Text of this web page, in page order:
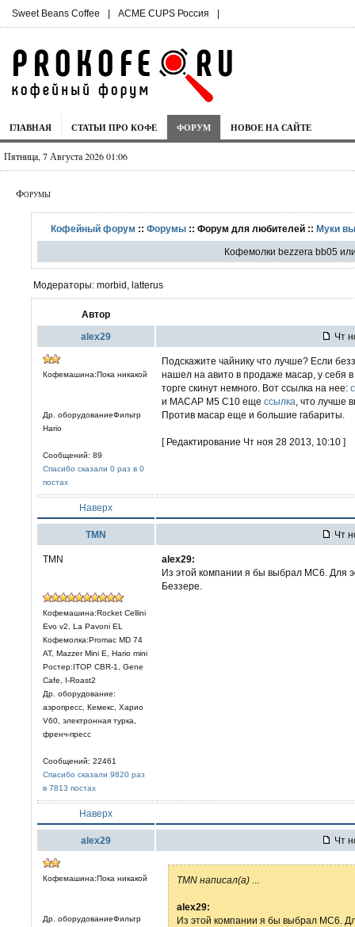
Sweet Beans Coffee | ACME CUPS Россия |
ГЛАВНАЯ СТАТЬИ ПРО КОФЕ ФОРУМ НОВОЕ НА САЙТЕ
Пятница, 7 Августа 2026 01:06
Форумы
Кофейный форум ::Форумы :: Форум для любителей ::Муки
Кофемолки bezzera bb05
Модераторы: morbid, latterus
Автор
alex29 Чт
Кофемашина:Пока никакой
Др. оборудованиеФильтр
Hario
Сообщений: 89
Спасибо сказали 0 раз в 0
постах
Подскажите чайнику что лучше? Если
нашел на авито в продаже масар, у себя
торге скинут немного. Вот ссылка на нее:
и MACAP M5 C10 еще ссылка , что лучше
Против масар еще и большие габариты.
[ Редактирование Чт ноя 28 2013, 10:10 ]
Наверх
TMN Чт
TMN
Кофемашина:Rocket Cellini
Evo v2, La Pavoni EL
Кофемолка:Promac MD 74
AT, Mazzer Mini E, Hario mini
Ростер:ITOP CBR-1, Gene
Cafe, I-Roast2
Др. оборудование:
аэропресс, Кемекс, Харио
V60, электронная турка,
френч-пресс
Сообщений: 22461
Спасибо сказали 9820 раз
в 7813 постах
alex29:
Из этой компании я бы выбрал МС6. Для
Беззере.
Наверх
alex29 Чт
Кофемашина:Пока никакой
Др. оборудованиеФильтр
TMN написал(а)
alex29:
Из этой компании я бы выбрал МС6.